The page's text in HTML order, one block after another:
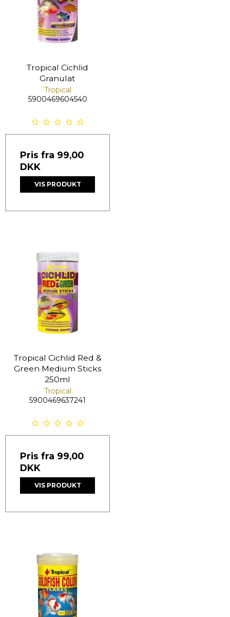
Tropical Cichlid
Granulat
Tropical
5900469604540
Pris fra 99,00
DKK
VIS PRODUKT
Tropical Cichlid Red &
Green Medium Sticks
250ml
Tropical
5900469637241
Pris fra 99,00
DKK
VIS PRODUKT